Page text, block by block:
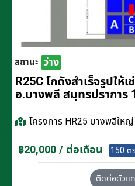
สถานะ ว่าง
R25C โกดังสำเร็จรูปให้
อ.บางพลี สมุทรปราการ
โครงการ HR25 บางพลีให
฿20,000 / ต่อเดือน 150 ต
ติดต่อตัวแ